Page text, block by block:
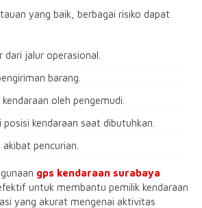
yang baik, berbagai risiko dapat
dari jalur operasional.
barang.
oleh pengemudi.
kendaraan saat dibutuhkan.
pencurian.
gps kendaraan surabaya
untuk membantu pemilik kendaraan
yang akurat mengenai aktivitas